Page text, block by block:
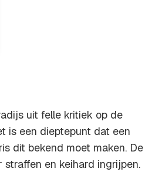
uit felle kritiek op de
is een dieptepunt dat een
dit bekend moet maken. De
en keihard ingrijpen.